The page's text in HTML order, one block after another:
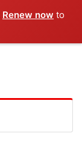
Renew now to